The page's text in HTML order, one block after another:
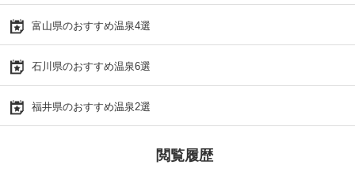
富山県のおすすめ温泉4選
石川県のおすすめ温泉6選
福井県のおすすめ温泉2選
閲覧履歴